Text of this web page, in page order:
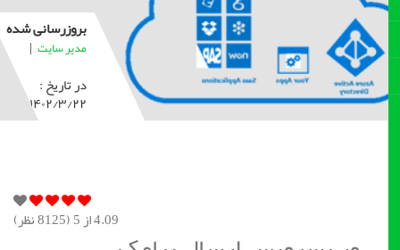
بروزرسانی شده
مدیر سایت |
در تاریخ :
۱۴۰۲/۳/۲۲
4.09از 5 ( 8125نظر)